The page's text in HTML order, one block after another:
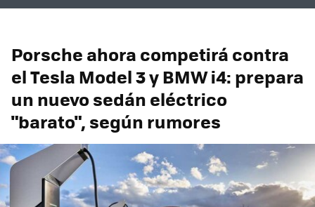
Porsche ahora competirá contra
el Tesla Model 3 y BMW i4: prepara
un nuevo sedán eléctrico
"barato", según rumores